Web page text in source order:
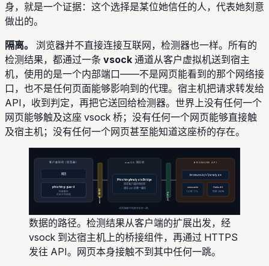
身，就是一个证据：这个选择是某位她信任的人，代表她刻意
做出的。
隔离。
浏览器并不直接连接互联网，检测器也一样。所有的
检测结果，都通过一条 vsock 通道从客户虚拟机送到宿主
机，使用的是一个内部端口——不是网页能看到的那个网络接
口，也不是任何页面能够影响到的代理。宿主机把请求转发给
API，收到判定，再把它送回给检测器。世界上没有任何一个
网页能够触及这座 vsock 桥；没有任何一个网页能够直接触
及宿主机；没有任何一个网页甚至能知道这座桥的存在。
客户虚拟机（浏览器）
网页
phishing-guard
内容脚本
后台工作进程 vsock :5950
macOS 宿主机
PhishingAnalysisBridge
转发客户端检测结果
通往 API 的唯一路径
HTTPS
BROMURE API
bromure.io/v1/analyze
memcache
1 小时 TTL
Haiku 4.5
判定 JSON
网页接触不到其中任何一跳。
数据的路径。检测结果从客户端的扩展出发，经
vsock 到达宿主机上的桥接组件，再通过 HTTPS
发往 API。网页本身接触不到其中任何一跳。